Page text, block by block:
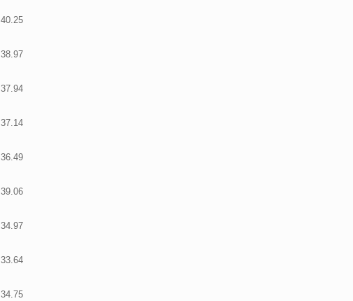
40.25
38.97
37.94
37.14
36.49
39.06
34.97
33.64
34.75